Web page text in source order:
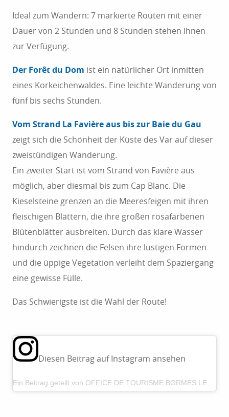
Ideal zum Wandern: 7 markierte Routen mit einer
Dauer von 2 Stunden und 8 Stunden stehen Ihnen
zur Verfügung.
Der Forêt du Dom ist ein natürlicher Ort inmitten
eines Korkeichenwaldes. Eine leichte Wanderung von
fünf bis sechs Stunden.
Vom Strand La Favière aus bis zur Baie du Gau
zeigt sich die Schönheit der Küste des Var auf dieser
zweistündigen Wanderung.
Ein zweiter Start ist vom Strand von Favière aus
möglich, aber diesmal bis zum Cap Blanc. Die
Kieselsteine grenzen an die Meeresfeigen mit ihren
fleischigen Blättern, die ihre großen rosafarbenen
Blütenblätter ausbreiten. Durch das klare Wasser
hindurch zeichnen die Felsen ihre lustigen Formen
und die üppige Vegetation verleiht dem Spaziergang
eine gewisse Fülle.
Das Schwierigste ist die Wahl der Route!
Diesen Beitrag auf Instagram ansehen